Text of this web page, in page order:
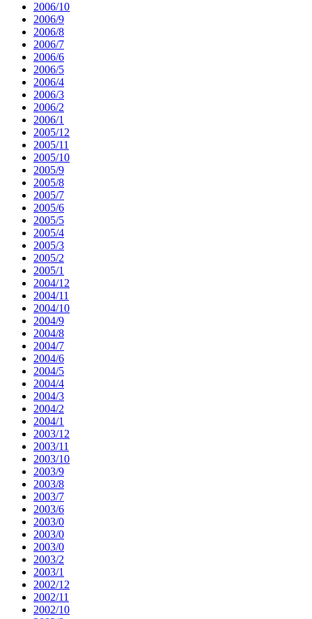
2006/10
2006/9
2006/8
2006/7
2006/6
2006/5
2006/4
2006/3
2006/2
2006/1
2005/12
2005/11
2005/10
2005/9
2005/8
2005/7
2005/6
2005/5
2005/4
2005/3
2005/2
2005/1
2004/12
2004/11
2004/10
2004/9
2004/8
2004/7
2004/6
2004/5
2004/4
2004/3
2004/2
2004/1
2003/12
2003/11
2003/10
2003/9
2003/8
2003/7
2003/6
2003/0
2003/0
2003/0
2003/2
2003/1
2002/12
2002/11
2002/10